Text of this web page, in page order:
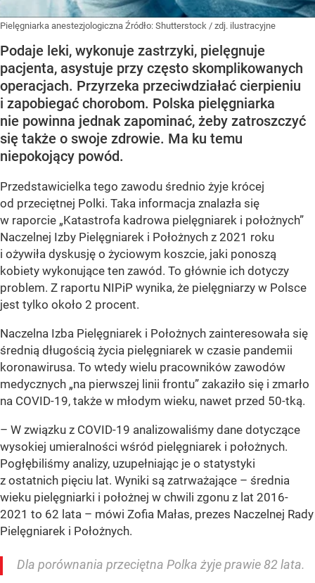
Pielęgniarka anestezjologiczna Źródło: Shutterstock / zdj. ilustracyjne
Podaje leki, wykonuje zastrzyki, pielęgnuje
pacjenta, asystuje przy często skomplikowanych
operacjach. Przyrzeka przeciwdziałać cierpieniu
i zapobiegać chorobom. Polska pielęgniarka
nie powinna jednak zapominać, żeby zatroszczyć
się także o swoje zdrowie. Ma ku temu
niepokojący powód.
Przedstawicielka tego zawodu średnio żyje krócej
od przeciętnej Polki. Taka informacja znalazła się
w raporcie „Katastrofa kadrowa pielęgniarek i położnych”
Naczelnej Izby Pielęgniarek i Położnych z 2021 roku
i ożywiła dyskusję o życiowym koszcie, jaki ponoszą
kobiety wykonujące ten zawód. To głównie ich dotyczy
problem. Z raportu NIPiP wynika, że pielęgniarzy w Polsce
jest tylko około 2 procent.
Naczelna Izba Pielęgniarek i Położnych zainteresowała się
średnią długością życia pielęgniarek w czasie pandemii
koronawirusa. To wtedy wielu pracowników zawodów
medycznych „na pierwszej linii frontu” zakaziło się i zmarło
na COVID-19, także w młodym wieku, nawet przed 50-tką.
– W związku z COVID-19 analizowaliśmy dane dotyczące
wysokiej umieralności wśród pielęgniarek i położnych.
Pogłębiliśmy analizy, uzupełniając je o statystyki
z ostatnich pięciu lat. Wyniki są zatrważające – średnia
wieku pielęgniarki i położnej w chwili zgonu z lat 2016-
2021 to 62 lata – mówi Zofia Małas, prezes Naczelnej Rady
Pielęgniarek i Położnych.
Dla porównania przeciętna Polka żyje prawie 82 lata.